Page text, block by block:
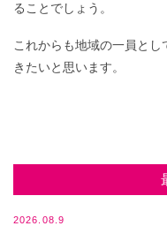
ることでしょう。
これからも地域の一員と
きたいと思います。
2026.08.9